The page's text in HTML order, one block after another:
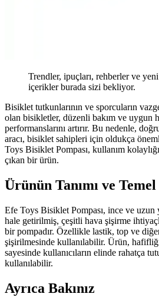
Trendler, ipuçları, rehberler ve
içerikler burada sizi bekliyor.
Bisiklet tutkunlarının ve sporcuların
olan bisikletler, düzenli bakım ve uygun
performanslarını artırır. Bu nedenle,
aracı, bisiklet sahipleri için oldukça
Toys Bisiklet Pompası, kullanım
çıkan bir ürün.
Ürünün Tanımı ve
Efe Toys Bisiklet Pompası, ince ve uzun
hale getirilmiş, çeşitli hava şişirme
bir pompadır. Özellikle lastik, top ve
şişirilmesinde kullanılabilir. Ürün,
sayesinde kullanıcıların elinde rahatça
kullanılabilir.
Ayrıca Bakınız